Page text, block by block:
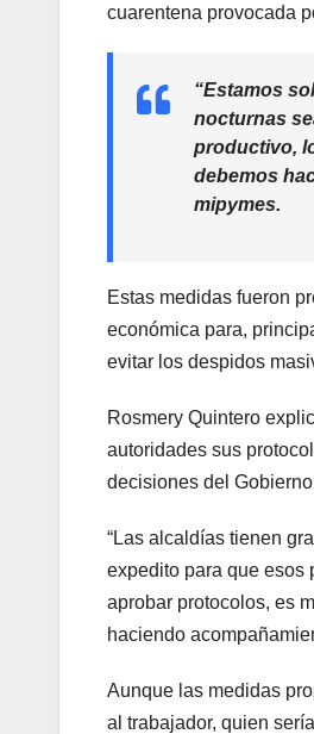
cuarentena provocada
“Estamos
nocturnas
productivo,
debemos
mipymes.
Estas medidas fueron
económica para,
evitar los despidos
Rosmery Quintero
autoridades sus
decisiones del
“Las alcaldías tienen
expedito para que esos
aprobar protocolos, es
haciendo
Aunque las medidas
al trabajador, quien